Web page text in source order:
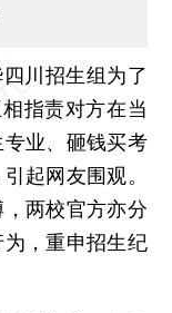
川招生组为了
指责对方在当
业、砸钱买考
起网友围观。
两校官方亦分
，重申招生纪